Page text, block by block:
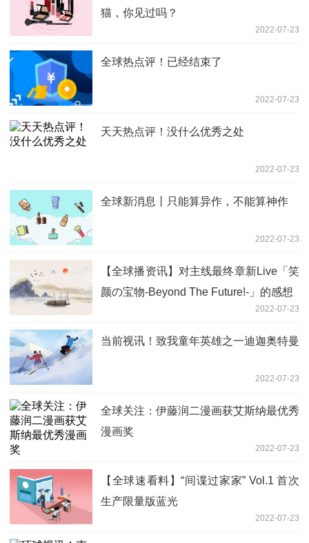
猫，你见过吗？
2022-07-23
全球热点评！已经结束了
2022-07-23
天天热点评！没什么优秀之处
2022-07-23
全球新消息丨只能算异作，不能算神作
2022-07-23
【全球播资讯】对主线最终章新Live「笑
颜の宝物-Beyond The Future!-」的感想
2022-07-23
当前视讯！致我童年英雄之一迪迦奥特曼
2022-07-23
全球关注：伊藤润二漫画获艾斯纳最优秀
漫画奖
2022-07-23
【全球速看料】“间谍过家家” Vol.1 首次
生产限量版蓝光
2022-07-23